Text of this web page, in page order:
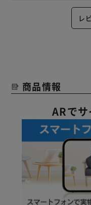
レ
商品情報
ARで